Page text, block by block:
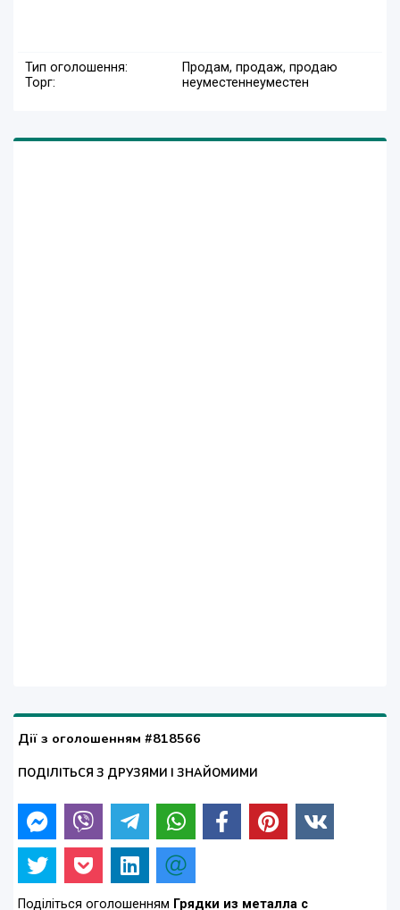
Тип оголошення:
Продам, продаж, продаю
Торг:
неуместеннеуместен
Дії з оголошенням #818566
ПОДІЛІТЬСЯ З ДРУЗЯМИ І ЗНАЙОМИМИ
Поділіться оголошенням Грядки из металла с